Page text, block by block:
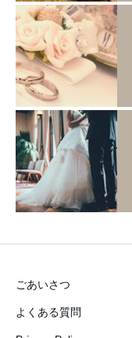
ごあいさつ
よくある質問